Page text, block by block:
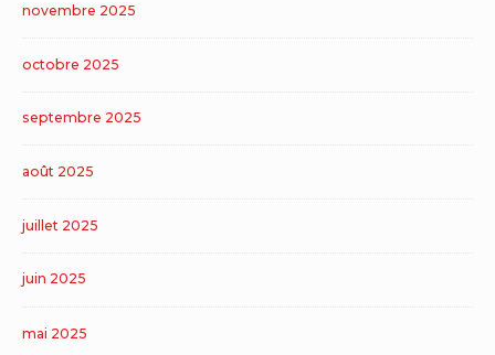
novembre 2025
octobre 2025
septembre 2025
août 2025
juillet 2025
juin 2025
mai 2025